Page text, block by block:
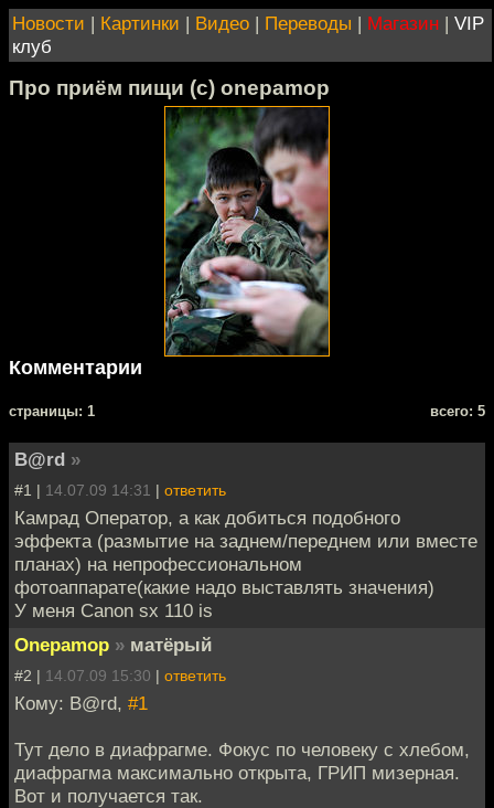
Новости | Картинки | Видео | Переводы | Магазин | VIP
клуб
Про приём пищи (с) onepamop
Комментарии
cтраницы: 1 всего: 5
B@rd »
#1 | 14.07.09 14:31 | ответить
Камрад Оператор, а как добиться подобного
эффекта (размытие на заднем/переднем или вместе
планах) на непрофессиональном
фотоаппарате(какие надо выставлять значения)
У меня Canon sx 110 is
Onepamop » матёрый
#2 | 14.07.09 15:30 | ответить
Кому: B@rd, #1
Тут дело в диафрагме. Фокус по человеку с хлебом,
диафрагма максимально открыта, ГРИП мизерная.
Вот и получается так.